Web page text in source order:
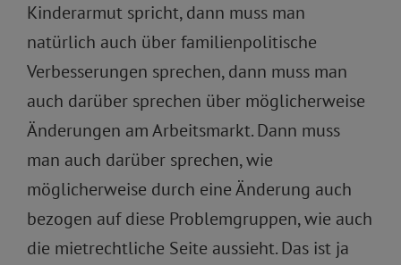
Kinderarmut spricht, dann muss man
natürlich auch über familienpolitische
Verbesserungen sprechen, dann muss man
auch darüber sprechen über möglicherweise
Änderungen am Arbeitsmarkt. Dann muss
man auch darüber sprechen, wie
möglicherweise durch eine Änderung auch
bezogen auf diese Problemgruppen, wie auch
die mietrechtliche Seite aussieht. Das ist ja